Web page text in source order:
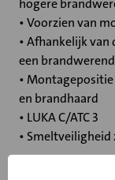
hogere
• Voorzien van
• Afhankelijk
een
•
en brandhaard
• LUKA C/ATC 3
•